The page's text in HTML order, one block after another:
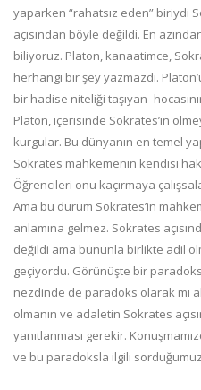
yaparken “rahatsız eden” biriydi
açısından böyle değildi. En
biliyoruz. Platon, kanaatimce,
herhangi bir şey yazmazdı.
bir hadise niteliği taşıyan-
Platon, içerisinde Sokrates’in
kurgular. Bu dünyanın en temel
Sokrates mahkemenin kendisi
Öğrencileri onu kaçırmaya
Ama bu durum Sokrates’in
anlamına gelmez. Sokrates
değildi ama bununla birlikte adil
geçiyordu. Görünüşte bir
nezdinde de paradoks olarak mı
olmanın ve adaletin Sokrates
yanıtlanması gerekir.
ve bu paradoksla ilgili sorduğumuz